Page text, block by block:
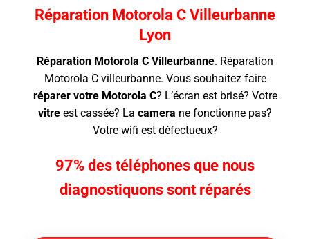
Réparation Motorola C Villeurbanne
Lyon
Réparation Motorola C Villeurbanne. Réparation
Motorola C villeurbanne. Vous souhaitez faire
réparer votre Motorola C? L’écran est brisé? Votre
vitre est cassée? La camera ne fonctionne pas?
Votre wifi est défectueux?
97% des téléphones que nous
diagnostiquons sont réparés